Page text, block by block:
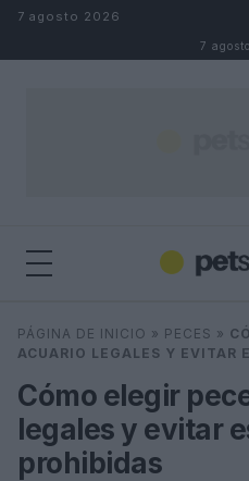
Saltar al contenido
7 agosto 2026
7
Buscar
PÁGINA DE INICIO » PECES »
ACUARIO LEGALES Y EVITAR
Cómo elegir
legales y evitar
prohibidas